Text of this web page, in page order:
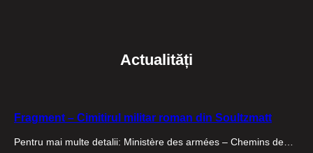
Actualități
Fragment – Cimitirul militar roman din Soultzmatt
Pentru mai multe detalii: Ministère des armées – Chemins de…